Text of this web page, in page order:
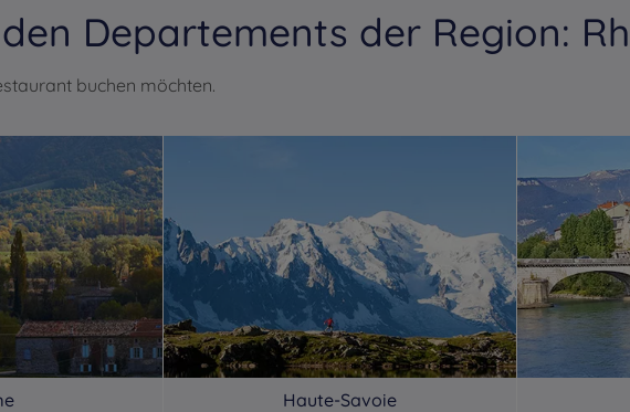
Departements der Region:
buchen möchten.
Haute-Savoie